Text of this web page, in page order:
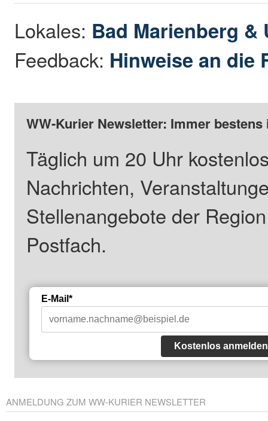
Lokales: Bad Marienberg &
Feedback: Hinweise an die
WW-Kurier Newsletter: Immer
Täglich um 20 Uhr
Nachrichten,
Stellenangebote der
Postfach.
E-Mail*
Kostenlos anmelden
ANMELDUNG ZUM WW-KURIER NEWSLETTER